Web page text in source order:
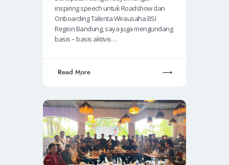
inspiring speech untuk Roadshow dan
Onboarding Talenta Wirausaha BSI
Region Bandung, saya juga mengundang
basis – basis aktivis…
Read More